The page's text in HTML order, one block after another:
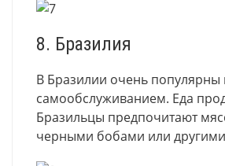
8. Бразилия
В Бразилии очень популярны
самообслуживанием. Еда
Бразильцы предпочитают
черными бобами или